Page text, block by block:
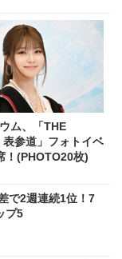
ム、「THE
表参道」フォトイベ
！(PHOTO20枚)
で2週連続1位！7
プ5